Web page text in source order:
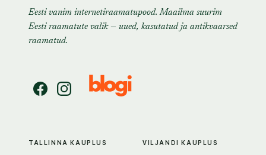
Eesti vanim internetiraamatupood. Maailma suurim
Eesti raamatute valik — uued, kasutatud ja antikvaarsed
raamatud.
TALLINNA KAUPLUS VILJANDI KAUPLUS